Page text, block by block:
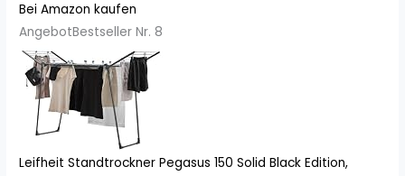
Bei Amazon kaufen
AngebotBestseller Nr. 8
Leifheit Standtrockner Pegasus 150 Solid Black Edition,